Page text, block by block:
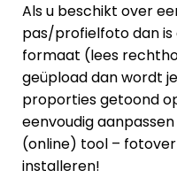
Als u beschikt over
pas/profielfoto dan is
formaat (lees
geüpload dan wordt
proporties getoond
eenvoudig
(online) tool –
installeren!